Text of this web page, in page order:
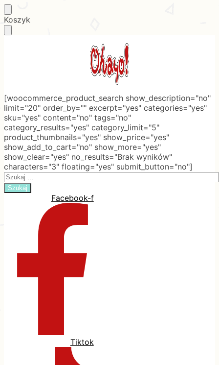
Skip
to
Skip
to
Koszyk
[woocommerce_product_search show_description="no"
limit="20" order_by="" excerpt="yes" categories="yes"
sku="yes" content="no" tags="no"
category_results="yes" category_limit="5"
product_thumbnails="yes" show_price="yes"
show_add_to_cart="no" show_more="yes"
show_clear="yes" no_results="Brak wyników"
characters="3" floating="yes" submit_button="no"]
Search
for:
Facebook-f
Tiktok